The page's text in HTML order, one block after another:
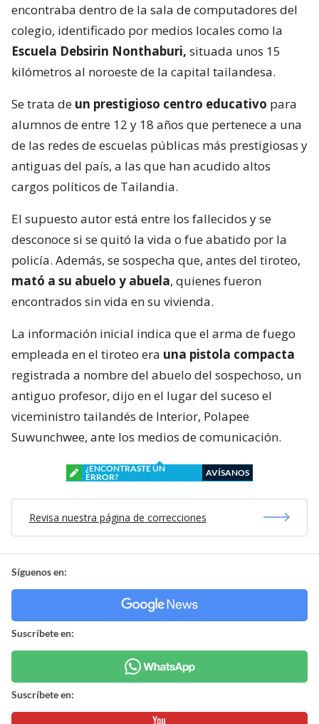
encontraba dentro de la sala de computadores del
colegio, identificado por medios locales como la
Escuela Debsirin Nonthaburi, situada unos 15
kilómetros al noroeste de la capital tailandesa.
Se trata de un prestigioso centro educativo para
alumnos de entre 12 y 18 años que pertenece a una
de las redes de escuelas públicas más prestigiosas y
antiguas del país, a las que han acudido altos
cargos políticos de Tailandia.
El supuesto autor está entre los fallecidos y se
desconoce si se quitó la vida o fue abatido por la
policía. Además, se sospecha que, antes del tiroteo,
mató a su abuelo y abuela, quienes fueron
encontrados sin vida en su vivienda.
La información inicial indica que el arma de fuego
empleada en el tiroteo era una pistola compacta
registrada a nombre del abuelo del sospechoso, un
antiguo profesor, dijo en el lugar del suceso el
viceministro tailandés de Interior, Polapee
Suwunchwee, ante los medios de comunicación.
¿ENCONTRASTE UN
ERROR?
AVÍSANOS
Revisa nuestra página de correcciones
Síguenos en:
Suscríbete en:
Suscríbete en: